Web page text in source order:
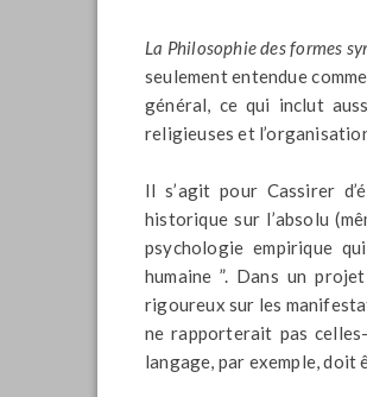
La Philosophie des formes
seulement entendue
général, ce qui inclut
religieuses et
Il s’agit pour Cassirer
historique sur l’absolu
psychologie empirique
humaine ”. Dans un
rigoureux sur les
ne rapporterait pas
langage, par exemple,